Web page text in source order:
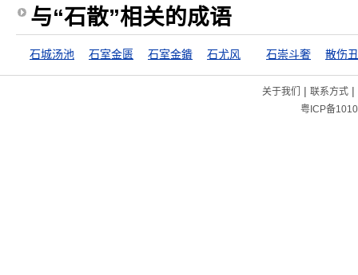
与“石散”相关的成语
石城汤池 石室金匮 石室金鐀 石尤风 石崇斗奢 散伤
关于我们 | 联系方式|
粤ICP备